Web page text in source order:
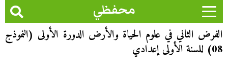
محفظي
الفرض الثاني في علوم الحياة والأرض الدورة الأولى (النموذج
08) للسنة الأولى إعدادي